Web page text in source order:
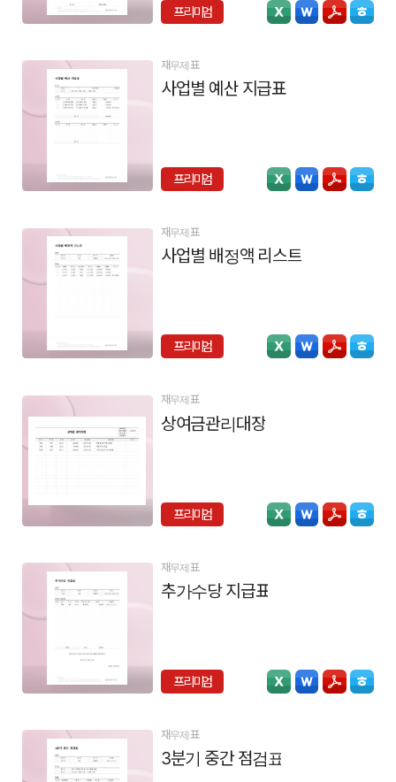
프리미엄
재무제표
사업별 예산 지급표
프리미엄
재무제표
사업별 배정액 리스트
프리미엄
재무제표
상여금관리대장
프리미엄
재무제표
추가수당 지급표
프리미엄
재무제표
3분기 중간 점검표